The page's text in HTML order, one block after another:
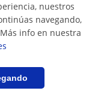
9,5/10
nuestros
navegando,
info en nuestra